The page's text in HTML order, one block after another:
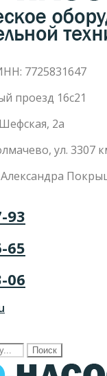
7725831647
проезд 16с21
2а
ул. 3307
Александра
93
65
06